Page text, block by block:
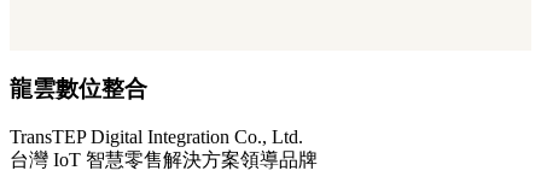
龍雲數位整合
TransTEP Digital Integration Co., Ltd.
台灣 IoT 智慧零售解決方案領導品牌